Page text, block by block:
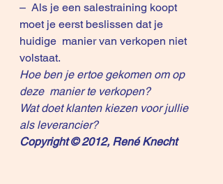
–  Als je een salestraining koopt
moet je eerst beslissen dat je
huidige  manier van verkopen niet
volstaat.
Hoe ben je ertoe gekomen om op
deze  manier te verkopen?
Wat doet klanten kiezen voor jullie
als leverancier?
Copyright © 2012, René Knecht